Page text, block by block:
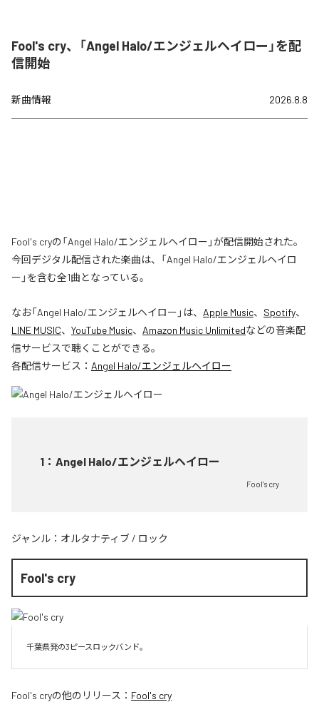
Fool's cry、「Angel Halo/エンジェルヘイロー」を配
信開始
新曲情報 2026.8.8
Fool's cryの「Angel Halo/エンジェルヘイロー」が配信開始された。
今回デジタル配信された楽曲は、「Angel Halo/エンジェルヘイロ
ー」を含む全1曲となっている。
なお「Angel Halo/エンジェルヘイロー 」は、 Apple Music、 Spotify、
LINE MUSIC、 YouTube Music、 Amazon Music Unlimitedなどの音楽配
信サービスで聴くことができる。
各配信サービス： Angel Halo/エンジェルヘイロー
1 ： Angel Halo/エンジェルヘイロー
Fool's cry
ジャンル： オルタナティブ / ロック
Fool's cry
千葉県発の3ピースロックバンド。
Fool's cryの他のリリース： Fool's cry